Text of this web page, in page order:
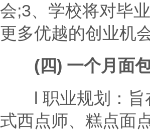
会;3、学校将对毕
更多优越的创业机
(四) 一个月面包
l 职业规划：旨
式西点师、糕点面